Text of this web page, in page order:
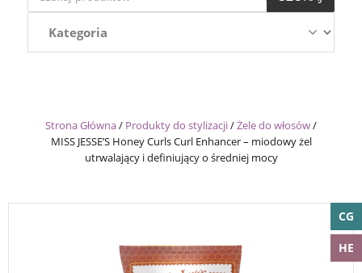
produktów
Strona Główna/ Produkty do stylizacji/Żele do włosów/
MISS JESSE’S Honey Curls Curl Enhancer – miodowy żel
utrwalający i definiujący o średniej mocy
CG
HE